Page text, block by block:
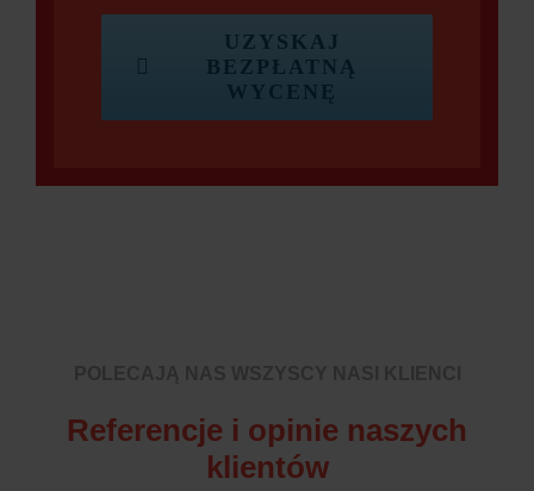
UZYSKAJ
BEZPŁATNĄ
WYCENĘ
Referencje i opinie naszych
klientów